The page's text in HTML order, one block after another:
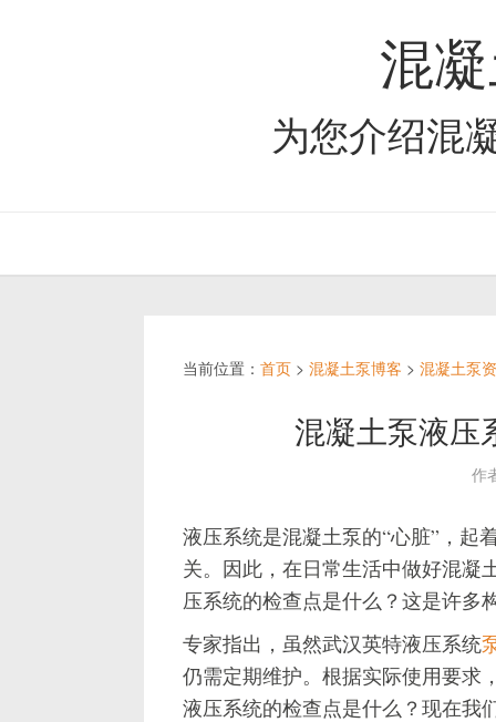
混
为您介绍混
当前位置： 首页 > 混凝土泵博客 > 混凝土泵
混凝土泵液压
作
液压系统是混凝土泵的“心脏”，起
关。因此，在日常生活中做好混凝
压系统的检查点是什么？这是许多
专家指出，虽然武汉英特液压系统
仍需定期维护。根据实际使用要求
液压系统的检查点是什么？现在我